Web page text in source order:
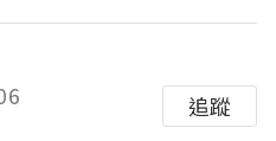
追蹤